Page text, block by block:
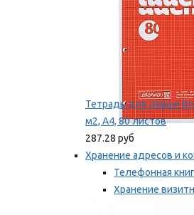
Тетрадь для левши
м2, А4, 80 листов
287.28 руб
Хранение адресов и
Телефонная
Хранение